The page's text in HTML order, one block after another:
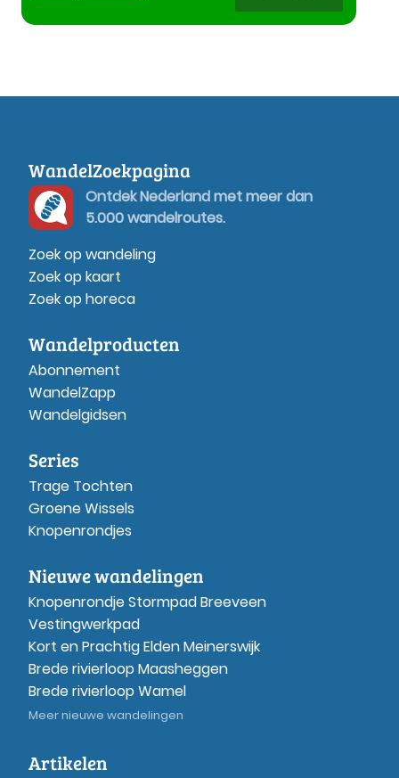
WandelZoekpagina
Ontdek Nederland met meer dan
5.000 wandelroutes.
Zoek op wandeling
Zoek op kaart
Zoek op horeca
Wandelproducten
Abonnement
WandelZapp
Wandelgidsen
Series
Trage Tochten
Groene Wissels
Knopenrondjes
Nieuwe wandelingen
Knopenrondje Stormpad Breeveen
Vestingwerkpad
Kort en Prachtig Elden Meinerswijk
Brede rivierloop Maasheggen
Brede rivierloop Wamel
Meer nieuwe wandelingen
Artikelen